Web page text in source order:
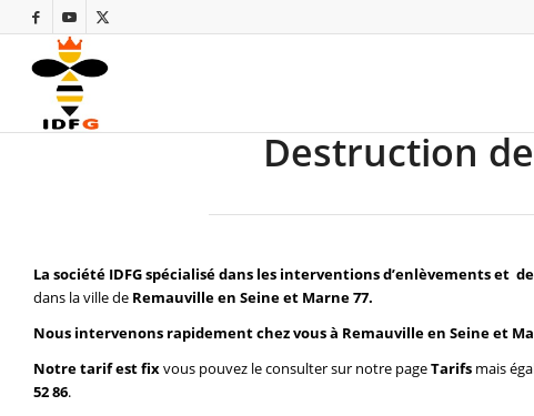
Destruction
La société IDFG spécialisé dans les interventions d’enlèvements et
dans la ville de Remauville en Seine et Marne 77.
Nous intervenons rapidement chez vous à Remauville en Seine et
Notre tarif est fixvous pouvez le consulter sur notre pageTarifs mais
52 86.